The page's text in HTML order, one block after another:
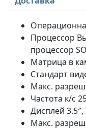
Процессор
процессор
Матрица в
Стандарт
Макс.
Частота к/с
Дисплей
Макс.